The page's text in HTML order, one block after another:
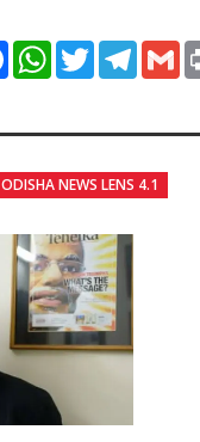
FacebookWhatsApp
Twitter
ODISHA NEWS LENS 4.1